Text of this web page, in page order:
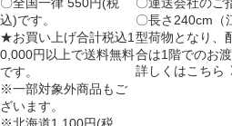
込)です。
★お買い上げ合計税込1
0,000円以上で送料無料
です。
※一部対象外商品もご
ざいます。
〇長さ240cm（
型荷物となり、
合は1階でのお
詳しくはこちら